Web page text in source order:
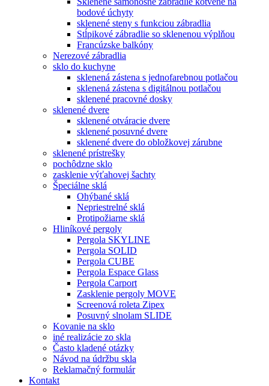
bodové úchyty
sklenené steny s funkciou zábradlia
Stĺpikové zábradlie so sklenenou výplňou
Francúzske balkóny
Nerezové zábradlia
sklo do kuchyne
sklenená zástena s jednofarebnou potlačou
sklenená zástena s digitálnou potlačou
sklenené pracovné dosky
sklenené dvere
sklenené otváracie dvere
sklenené posuvné dvere
sklenené dvere do obložkovej zárubne
sklenené prístrešky
pochôdzne sklo
zasklenie výťahovej šachty
Špeciálne sklá
Ohýbané sklá
Nepriestrelné sklá
Protipožiarne sklá
Hliníkové pergoly
Pergola SKYLINE
Pergola SOLID
Pergola CUBE
Pergola Espace Glass
Pergola Carport
Zasklenie pergoly MOVE
Screenová roleta Zipex
Posuvný slnolam SLIDE
Kovanie na sklo
iné realizácie zo skla
Často kladené otázky
Návod na údržbu skla
Reklamačný formulár
Kontakt